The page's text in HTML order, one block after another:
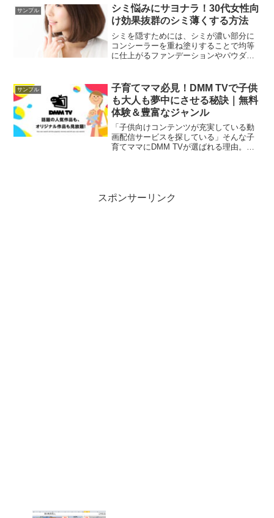
ビスです。ただし、注意すべきポイント
もあるため、この記事で詳しく解説しま
す。あなたも今すぐ、洋服のサブスクリ
プションを始めてみませんか？
サンプル
シミ悩みにサヨナラ！30代女性向
け効果抜群のシミ薄くする方法
シミを隠すためには、シミが濃い部分に
コンシーラーを重ね塗りすることで均等
に仕上がるファンデーションやパウダー
サンプル
子育てママ必見！DMM TVで子供
も大人も夢中にさせる秘訣｜無料
体験＆豊富なジャンル
「子供向けコンテンツが充実している動
画配信サービスを探している」そんな子
育てママにDMM TVが選ばれる理由。ア
スポンサーリンク